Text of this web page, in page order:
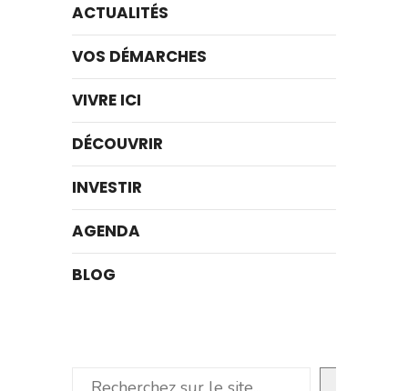
ACTUALITÉS
VOS DÉMARCHES
VIVRE ICI
DÉCOUVRIR
INVESTIR
AGENDA
BLOG
Rechercher